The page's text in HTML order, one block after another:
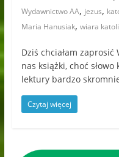
Wydawnictwo AA, jezus,
Maria Hanusiak, wiara
Dziś chciałam
nas książki, choć
lektury bardzo
Czytaj więcej